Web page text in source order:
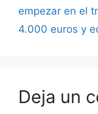
empezar en el
4.000 euros y
Deja un